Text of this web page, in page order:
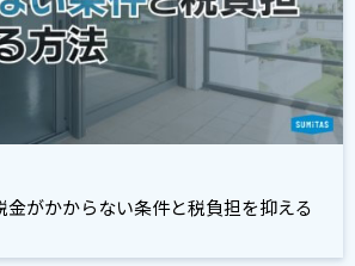
金がかからない条件と税負担を抑える